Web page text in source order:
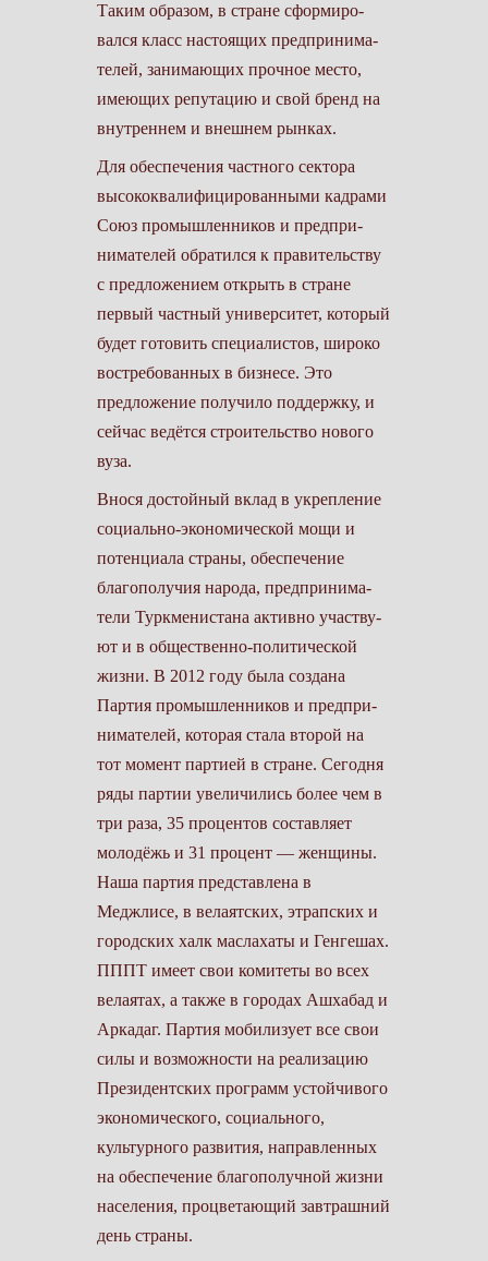
Таким образом, в стране сформиро­
вался класс настоящих предпринима­
телей, занимающих прочное место,
имеющих репутацию и свой бренд на
внутреннем и внешнем рынках.
Для обеспечения частного сектора
высококвалифицированными кадра­ми
Союз промышленников и предпри­
нимателей обратился к правительству
с предложением открыть в стране
первый частный университет, кото­рый
будет готовить специалистов, широко
востребованных в бизнесе. Это
предложение получило поддерж­ку, и
сейчас ведётся строительство нового
вуза.
Внося достойный вклад в укрепле­ние
социально-экономической мощи и
потенциала страны, обеспечение
благополучия народа, предпринима­
тели Туркменистана активно участву­
ют и в общественно-политической
жизни. В 2012 году была создана
Партия промышленников и предпри­
нимателей, которая стала второй на
тот момент партией в стране. Сегодня
ряды партии увеличились более чем в
три раза, 35 процентов составляет
молодёжь и 31 процент — женщи­ны.
Наша партия представлена в
Меджлисе, в велаятских, этрапских и
городских халк маслахаты и Генгешах.
ПППТ имеет свои комитеты во всех
велаятах, а также в городах Ашхабад и
Аркадаг. Партия моби­лизует все свои
силы и возможности на реализацию
Президентских про­грамм устойчивого
экономического, социального,
культурного развития, направленных
на обеспечение благо­получной жизни
населения, процве­тающий завтрашний
день страны.